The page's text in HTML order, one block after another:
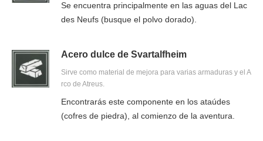
Se encuentra principalmente en las aguas del Lac
des Neufs (busque el polvo dorado).
Acero dulce de Svartalfheim
Sirve como material de mejora para varias armaduras y el A
rco de Atreus.
Encontrarás este componente en los ataúdes
(cofres de piedra), al comienzo de la aventura.